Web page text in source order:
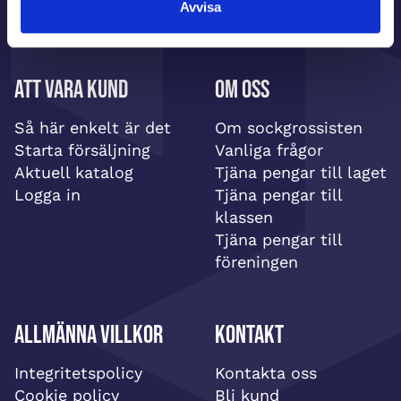
Avvisa
Att vara kund
Så här enkelt är det
Starta försäljning
Aktuell katalog
Logga in
Om oss
Om sockgrossisten
Vanliga frågor
Tjäna pengar till laget
Tjäna pengar till
klassen
Tjäna pengar till
föreningen
Allmänna villkor
Integritetspolicy
Cookie policy
Kontakt
Kontakta oss
Bli kund